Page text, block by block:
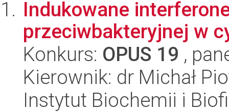
Indukowane
przeciwbakteryjnej w
Konkurs: OPUS 19 ,
Kierownik: dr Michał
Instytut Biochemii i